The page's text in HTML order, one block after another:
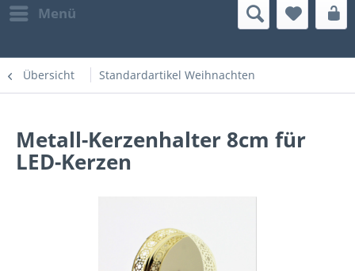
Menü
Übersicht Standardartikel Weihnachten
Metall-Kerzenhalter 8cm für
LED-Kerzen